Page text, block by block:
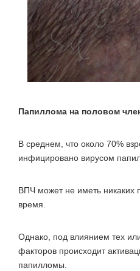
Папиллома на половом
В среднем, что около 70%
инфицировано вирусом
ВПЧ может не иметь никаких
время.
Однако, под влиянием тех
факторов происходит
папилломы.